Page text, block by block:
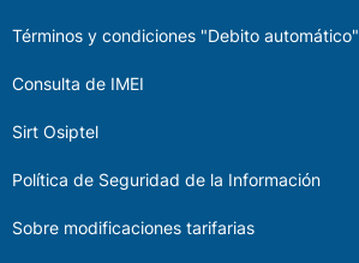
Términos y condiciones "Debito automático"
Consulta de IMEI
Sirt Osiptel
Política de Seguridad de la Información
Sobre modificaciones tarifarias